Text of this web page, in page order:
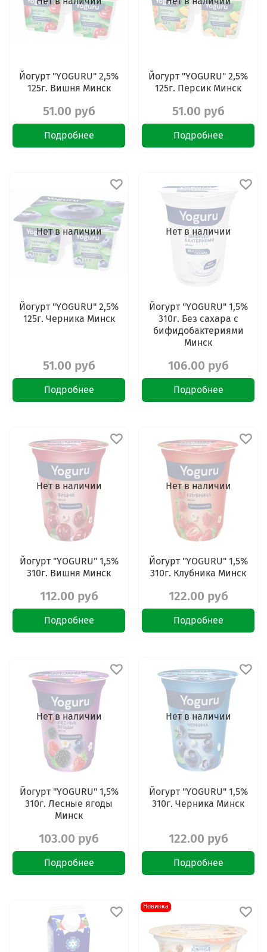
Йогурт "YOGURU" 2,5%
125г. Вишня Минск
51.00 руб
Подробнее
Йогурт "YOGURU" 2,5%
125г. Персик Минск
51.00 руб
Подробнее
Нет в наличии
Йогурт "YOGURU" 2,5%
125г. Черника Минск
51.00 руб
Подробнее
Нет в наличии
Йогурт "YOGURU" 1,5%
310г. Без сахара с
бифидобактериями
Минск
106.00 руб
Подробнее
Нет в наличии
Йогурт "YOGURU" 1,5%
310г. Вишня Минск
112.00 руб
Подробнее
Нет в наличии
Йогурт "YOGURU" 1,5%
310г. Клубника Минск
122.00 руб
Подробнее
Нет в наличии
Йогурт "YOGURU" 1,5%
310г. Лесные ягоды
Минск
103.00 руб
Подробнее
Нет в наличии
Йогурт "YOGURU" 1,5%
310г. Черника Минск
122.00 руб
Подробнее
Новинка